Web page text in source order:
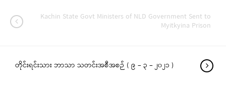
Kachin State Govt Ministers of NLD Government Sent to
Myitkyina Prison
တိုင်းရင်းသား ဘာသာ သတင်းအစီအစဉ် ( ၉ – ၃ – ၂၀၂၁ )